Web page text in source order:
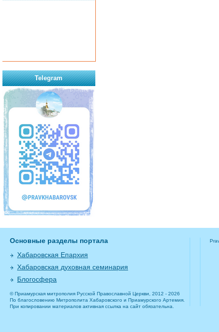
Telegram
Основные разделы портала
Хабаровская Епархия
Хабаровская духовная семинария
Блогосфера
© Приамурская митрополия Русской Православной Церкви, 2012 - 2026
По благословению Митрополита Хабаровского и Приамурского Артемия.
При копировании материалов активная ссылка на сайт обязательна.